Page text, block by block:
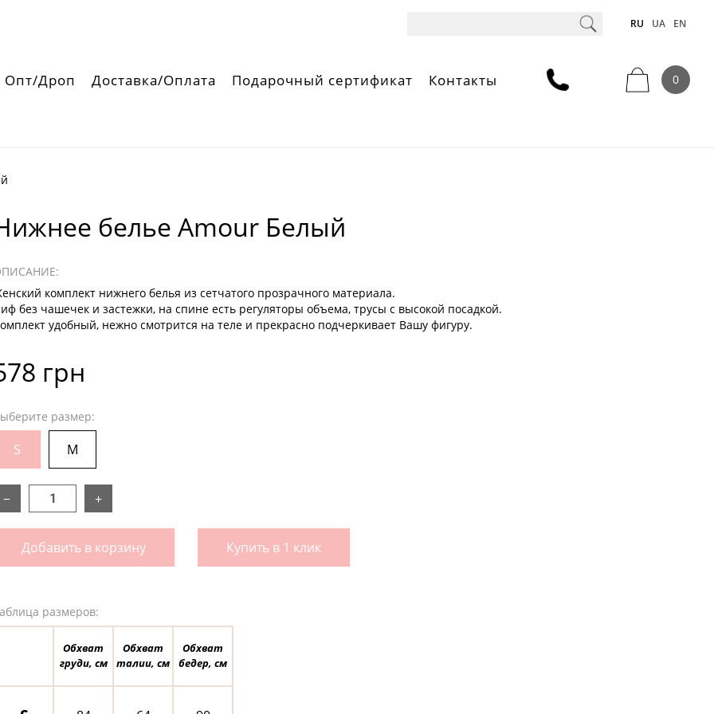
RU UA EN
Опт/Дроп Доставка/Оплата Подарочный сертификат Контакты 0
белье Amour Белый
комплект нижнего белья из сетчатого прозрачного материала.
без чашечек и застежки, на спине есть регуляторы объема, трусы с высокой посадкой.
удобный, нежно смотрится на теле и прекрасно подчеркивает Вашу фигуру.
грн
размер:
S M
− +
Добавить в корзину Купить в 1 клик
размеров:
Обхват
груди, см
Обхват
талии, см
Обхват
бедер, см